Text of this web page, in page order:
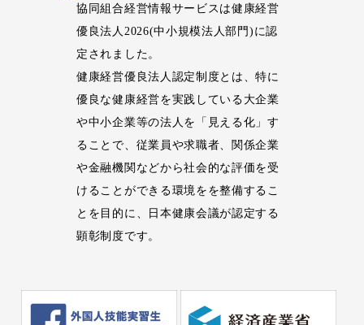
協同組合経営情報サービスは健康経営
優良法人2026(中小規模法人部門)に認
定されました。
健康経営優良法人認定制度とは、特に
優良な健康経営を実践している大企業
や中小企業等の法人を「見える化」す
ることで、従業員や求職者、関係企業
や金融機関などから社会的な評価を受
けることができる環境をを整備するこ
とを目的に、日本健康会議が認定する
顕彰制度です。